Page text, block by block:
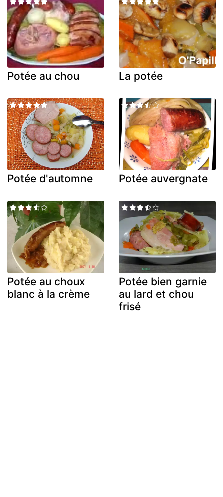
Potée au chou La potée
Potée d'automne Potée auvergnate
Potée au choux
blanc à la crème
Potée bien garnie
au lard et chou
frisé